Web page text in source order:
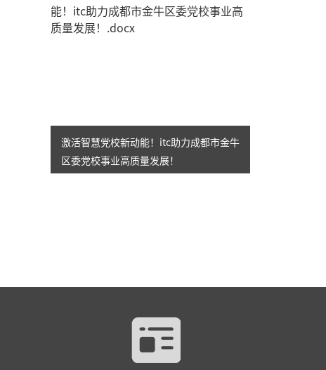
激活智慧党校新动能！itc助力成都市金牛
区委党校事业高质量发展！